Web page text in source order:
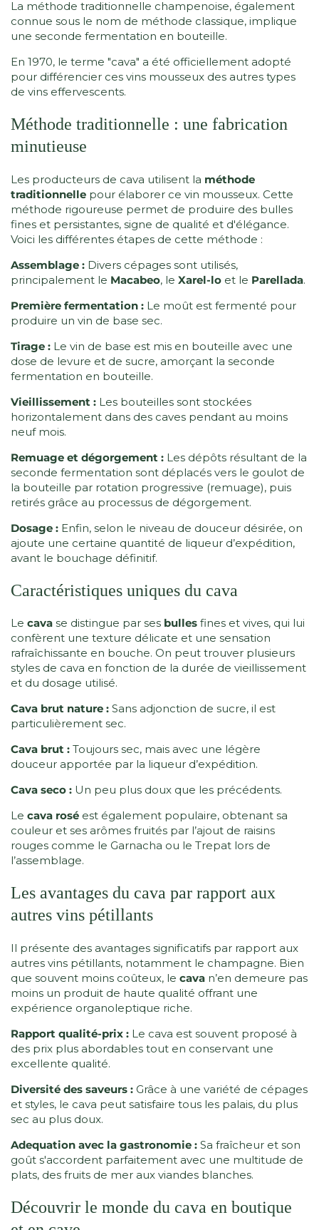
La méthode traditionnelle champenoise, également
connue sous le nom de méthode classique, implique
une seconde fermentation en bouteille.
En 1970, le terme "cava" a été officiellement adopté
pour différencier ces vins mousseux des autres types
de vins effervescents.
Méthode traditionnelle : une fabrication
minutieuse
Les producteurs de cava utilisent la méthode
traditionnelle pour élaborer ce vin mousseux. Cette
méthode rigoureuse permet de produire des bulles
fines et persistantes, signe de qualité et d'élégance.
Voici les différentes étapes de cette méthode :
Assemblage : Divers cépages sont utilisés,
principalement le Macabeo, le Xarel-lo et le Parellada.
Première fermentation : Le moût est fermenté pour
produire un vin de base sec.
Tirage : Le vin de base est mis en bouteille avec une
dose de levure et de sucre, amorçant la seconde
fermentation en bouteille.
Vieillissement : Les bouteilles sont stockées
horizontalement dans des caves pendant au moins
neuf mois.
Remuage et dégorgement : Les dépôts résultant de la
seconde fermentation sont déplacés vers le goulot de
la bouteille par rotation progressive (remuage), puis
retirés grâce au processus de dégorgement.
Dosage : Enfin, selon le niveau de douceur désirée, on
ajoute une certaine quantité de liqueur d’expédition,
avant le bouchage définitif.
Caractéristiques uniques du cava
Le cava se distingue par ses bulles fines et vives, qui lui
confèrent une texture délicate et une sensation
rafraîchissante en bouche. On peut trouver plusieurs
styles de cava en fonction de la durée de vieillissement
et du dosage utilisé.
Cava brut nature : Sans adjonction de sucre, il est
particulièrement sec.
Cava brut : Toujours sec, mais avec une légère
douceur apportée par la liqueur d’expédition.
Cava seco : Un peu plus doux que les précédents.
Le cava rosé est également populaire, obtenant sa
couleur et ses arômes fruités par l’ajout de raisins
rouges comme le Garnacha ou le Trepat lors de
l’assemblage.
Les avantages du cava par rapport aux
autres vins pétillants
Il présente des avantages significatifs par rapport aux
autres vins pétillants, notamment le champagne. Bien
que souvent moins coûteux, le cava n’en demeure pas
moins un produit de haute qualité offrant une
expérience organoleptique riche.
Rapport qualité-prix : Le cava est souvent proposé à
des prix plus abordables tout en conservant une
excellente qualité.
Diversité des saveurs : Grâce à une variété de cépages
et styles, le cava peut satisfaire tous les palais, du plus
sec au plus doux.
Adequation avec la gastronomie : Sa fraîcheur et son
goût s'accordent parfaitement avec une multitude de
plats, des fruits de mer aux viandes blanches.
Découvrir le monde du cava en boutique